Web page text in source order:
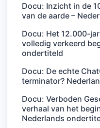
Docu: Inzicht in de
van de aarde –
Docu: Het 12.000-
volledig verkeerd
ondertiteld
Docu: De echte
terminator?
Docu: Verboden
verhaal van het
Nederlands